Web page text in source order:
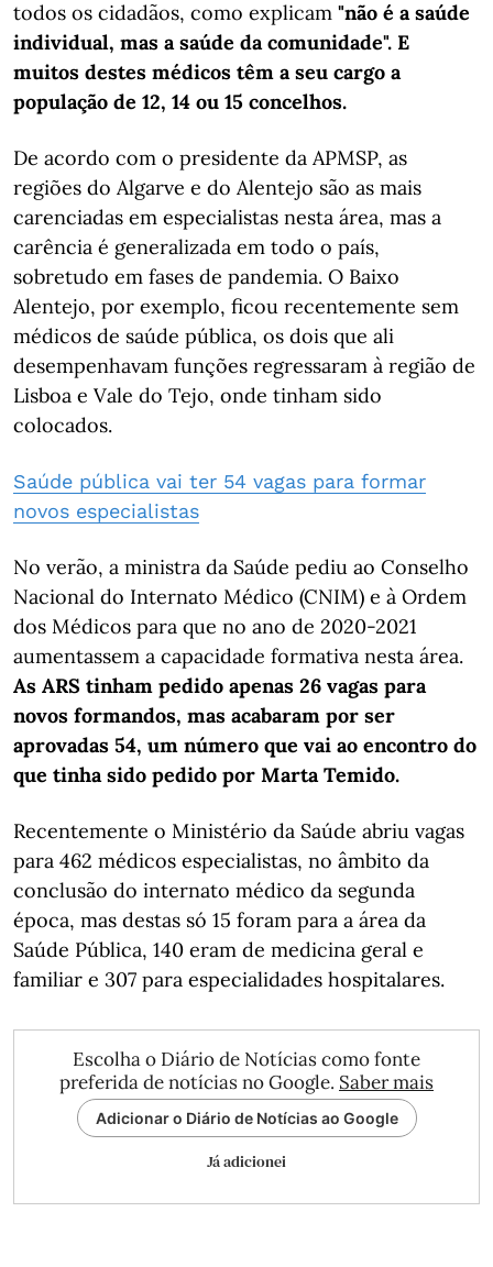
todos os cidadãos, como explicam "não é a saúde
individual, mas a saúde da comunidade". E
muitos destes médicos têm a seu cargo a
população de 12, 14 ou 15 concelhos.
De acordo com o presidente da APMSP, as
regiões do Algarve e do Alentejo são as mais
carenciadas em especialistas nesta área, mas a
carência é generalizada em todo o país,
sobretudo em fases de pandemia. O Baixo
Alentejo, por exemplo, ficou recentemente sem
médicos de saúde pública, os dois que ali
desempenhavam funções regressaram à região de
Lisboa e Vale do Tejo, onde tinham sido
colocados.
Saúde pública vai ter 54 vagas para formar
novos especialistas
No verão, a ministra da Saúde pediu ao Conselho
Nacional do Internato Médico (CNIM) e à Ordem
dos Médicos para que no ano de 2020-2021
aumentassem a capacidade formativa nesta área.
As ARS tinham pedido apenas 26 vagas para
novos formandos, mas acabaram por ser
aprovadas 54, um número que vai ao encontro do
que tinha sido pedido por Marta Temido.
Recentemente o Ministério da Saúde abriu vagas
para 462 médicos especialistas, no âmbito da
conclusão do internato médico da segunda
época, mas destas só 15 foram para a área da
Saúde Pública, 140 eram de medicina geral e
familiar e 307 para especialidades hospitalares.
Escolha o Diário de Notícias como fonte
preferida de notícias no Google. Saber mais
Adicionar o Diário de Notícias ao Google
Já adicionei